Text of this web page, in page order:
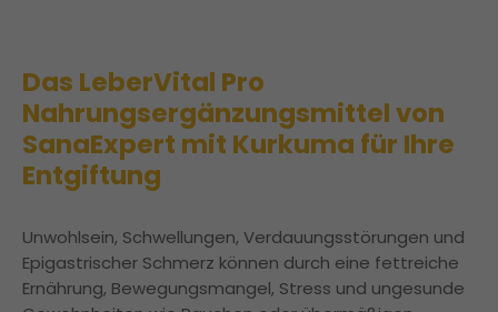
Das LeberVital Pro
Nahrungsergänzungsmittel von
SanaExpert mit Kurkuma für Ihre
Entgiftung
Unwohlsein, Schwellungen, Verdauungsstörungen und
Epigastrischer Schmerz können durch eine fettreiche
Ernährung, Bewegungsmangel, Stress und ungesunde